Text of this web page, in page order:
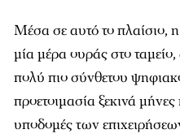
Μέσα σε αυτό το πλαίσιο,
μία μέρα ουράς στο
πολύ πιο σύνθετου
προετοιμασία ξεκινά
υποδομές των